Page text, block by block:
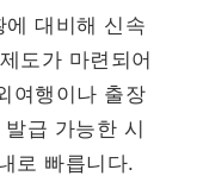
에 대비해 신속
도가 마련되어
여행이나 출장
급 가능한 시
로 빠릅니다.